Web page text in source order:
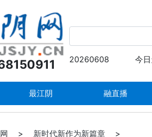
20260608 今
最江阴 融直播
> 新时代新作为新篇章 >